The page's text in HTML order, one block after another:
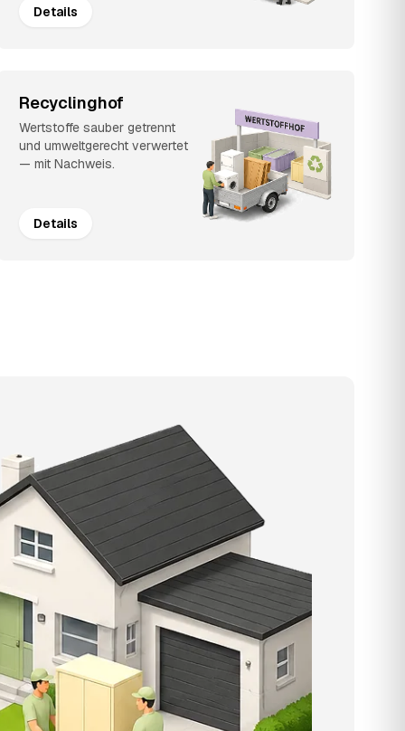
Details
Recyclinghof
Wertstoffe sauber getrennt
und umweltgerecht verwertet
— mit Nachweis.
Details